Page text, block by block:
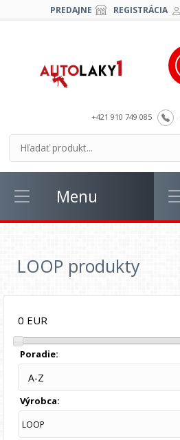
PREDAJNE REGISTRÁCIA
+421 910 749 085
Menu
LOOP produkty
0 EUR
Poradie:
Výrobca:
LOOP